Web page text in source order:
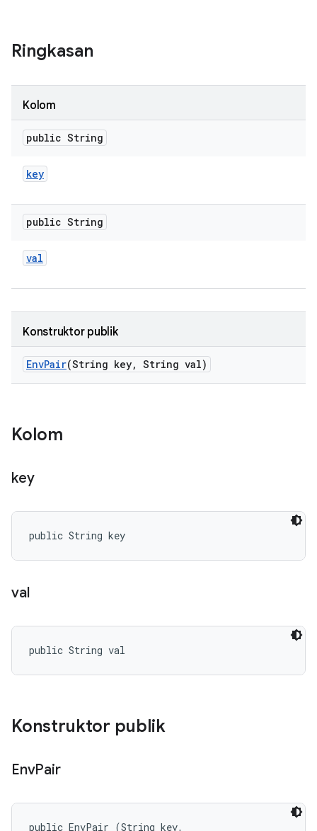
Ringkasan
Kolom
public String
key
public String
val
Konstruktor publik
EnvPair(String key, String val)
Kolom
key
public String key
val
public String val
Konstruktor publik
EnvPair
public EnvPair (String key,